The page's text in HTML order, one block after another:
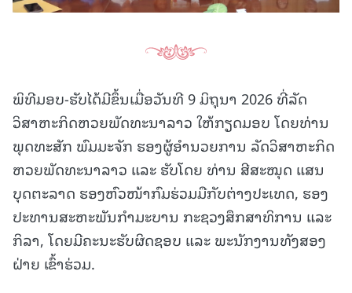
ພິທີມອບ-ຮັບໄດ້ມີຂຶ້ນເມື່ອວັນທີ 9 ມິຖຸນາ 2026 ທີ່ລັດ
ວິສາຫະກິດຫວຍພັດທະນາລາວ ໃຫ້ກຽດມອບ ໂດຍທ່ານ
ພຸດທະສັກ ພົມມະຈັກ ຮອງຜູ້ອຳນວຍການ ລັດວິສາຫະກິດ
ຫວຍພັດທະນາລາວ ແລະ ຮັບໂດຍ ທ່ານ ສີສະໝຸດ ແສນ
ບຸດຕະລາດ ຮອງຫົວໜ້າກົມຮ່ວມມືກັບຕ່າງປະເທດ, ຮອງ
ປະທານສະຫະພັນກຳມະບານ ກະຊວງສຶກສາທິການ ແລະ
ກິລາ, ໂດຍມີຄະນະຮັບຜິດຊອບ ແລະ ພະນັກງານທັງສອງ
ຝ່າຍ ເຂົ້າຮ່ວມ.